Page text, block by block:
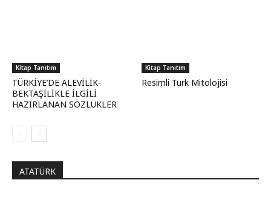
Kitap Tanıtım
TÜRKİYE’DE ALEVİLİK-
BEKTAŞİLİKLE İLGİLİ
HAZIRLANAN SÖZLÜKLER
Kitap Tanıtım
Resimli Türk Mitolojisi
ATATÜRK